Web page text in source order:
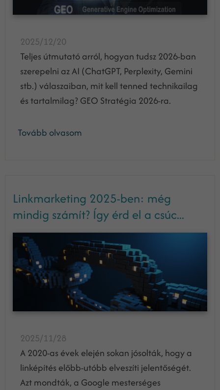
2025/12/20
Teljes útmutató arról, hogyan tudsz 2026-ban
szerepelni az AI (ChatGPT, Perplexity, Gemini
stb.) válaszaiban, mit kell tenned technikailag
és tartalmilag? GEO Stratégia 2026-ra.
Tovább olvasom
Linkmarketing 2025-ben: még
mindig számít? Így érd el a csúc...
2025/11/28
A 2020-as évek elején sokan jósolták, hogy a
linképítés előbb-utóbb elveszíti jelentőségét.
Azt mondták, a Google mesterséges